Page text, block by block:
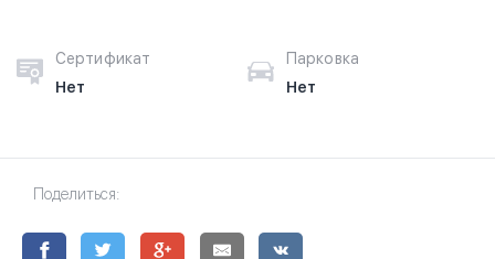
Сертификат
Нет
Парковка
Нет
Поделиться: